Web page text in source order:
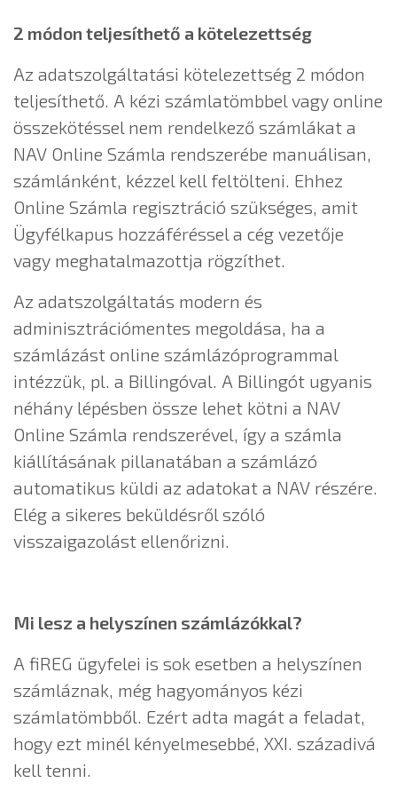
2 módon teljesíthető a kötelezettség
Az adatszolgáltatási kötelezettség 2 módon
teljesíthető. A kézi számlatömbbel vagy online
összekötéssel nem rendelkező számlákat a
NAV Online Számla rendszerébe manuálisan,
számlánként, kézzel kell feltölteni. Ehhez
Online Számla regisztráció szükséges, amit
Ügyfélkapus hozzáféréssel a cég vezetője
vagy meghatalmazottja rögzíthet.
Az adatszolgáltatás modern és
adminisztrációmentes megoldása, ha a
számlázást online számlázóprogrammal
intézzük, pl. a Billingóval. A Billingót ugyanis
néhány lépésben össze lehet kötni a NAV
Online Számla rendszerével, így a számla
kiállításának pillanatában a számlázó
automatikus küldi az adatokat a NAV részére.
Elég a sikeres beküldésről szóló
visszaigazolást ellenőrizni.
Mi lesz a helyszínen számlázókkal?
A fiREG ügyfelei is sok esetben a helyszínen
számláznak, még hagyományos kézi
számlatömbből. Ezért adta magát a feladat,
hogy ezt minél kényelmesebbé, XXI. századivá
kell tenni.